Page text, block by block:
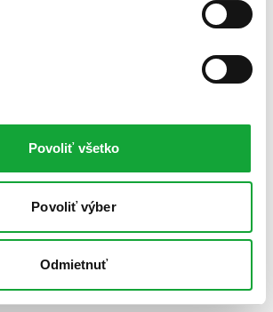
Povoliť všetko
Povoliť výber
Odmietnuť